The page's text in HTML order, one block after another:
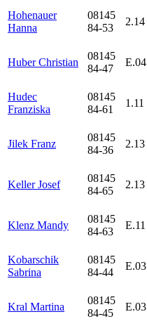
Hohenauer
Hanna
08145
84-53
2.14
Huber Christian
08145
84-47
E.04
Hudec
Franziska
08145
84-61
1.11
Jilek Franz
08145
84-36
2.13
Keller Josef
08145
84-65
2.13
Klenz Mandy
08145
84-63
E.11
Kobarschik
Sabrina
08145
84-44
E.03
Kral Martina
08145
84-45
E.03